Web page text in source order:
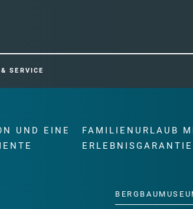
SERVICE
UND EINE
FAMILIENURLAUB
ERLEBNISGARANTIE